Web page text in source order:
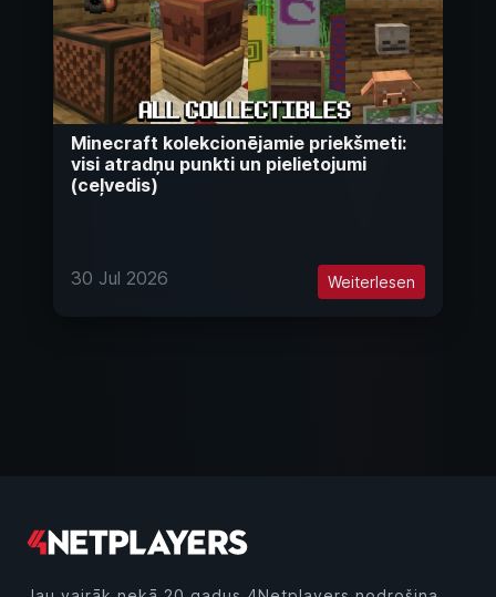
Minecraft kolekcionējamie priekšmeti:
visi atradņu punkti un pielietojumi
(ceļvedis)
30 Jul 2026 Weiterlesen